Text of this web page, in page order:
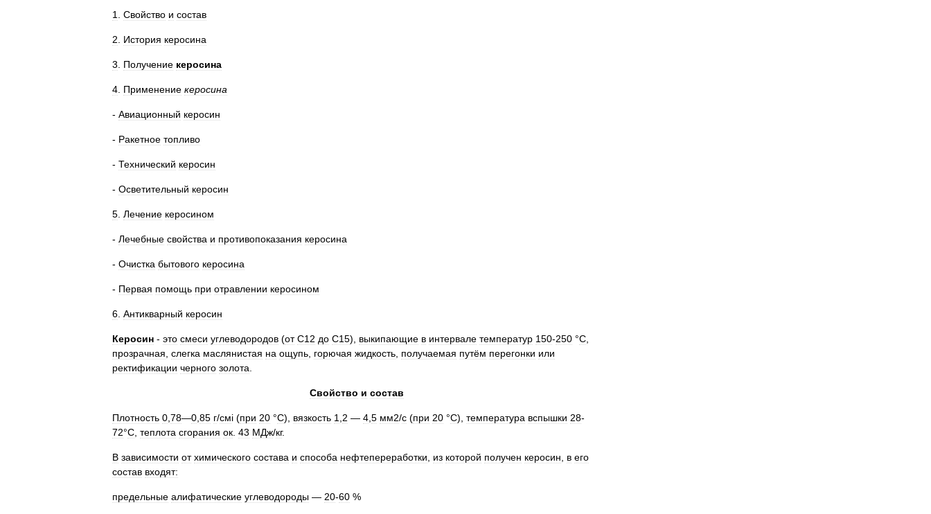
1 Свойство и состав
2 История керосина
3 Получение керосина
4 Применение керосина
- Авиационный керосин
- Ракетное топливо
- Технический керосин
- Осветительный керосин
5 Лечение керосином
- Лечебные свойства и противопоказания керосина
- Очистка бытового керосина
- Первая помощь при отравлении керосином
6 Антикварный керосин
Керосин - это смеси углеводородов (от C12 до C15), выкипающие в интервале температур 150-250 °С
прозрачная слегка маслянистая на ощупь горючая жидкость получаемая путём перегонки или
ректификации черного золота
Свойство и состав
Плотность 0 78—0 85 г/смі (при 20 °C), вязкость 1 2 — 4 5 мм2/с (при 20 °C), температура вспышки 28-
72°С теплота сгорания ок 43 МДж/кг.
В зависимости от химического состава и способа нефтепереработки из которой получен керосин в его
состав входят:
предельные алифатические углеводороды — 20-60 %